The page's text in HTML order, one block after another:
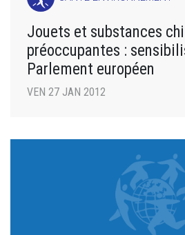
Jouets et substances
préoccupantes :
Parlement européen
VEN 27 JAN 2012